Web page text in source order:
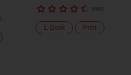
)
(460 )
E-Book Print